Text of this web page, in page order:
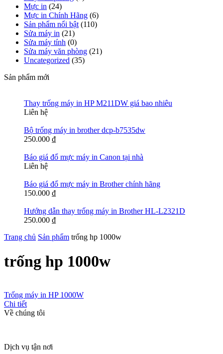
Mực in (24)
Mực in Chính Hãng (6)
Sản phẩm nổi bật (110)
Sửa máy in (21)
Sửa máy tính (0)
Sửa máy văn phòng (21)
Uncategorized (35)
Sản phẩm mới
Thay trống máy in HP M211DW giá bao nhiêu
Liên hệ
Bộ trống máy in brother dcp-b7535dw
250.000 ₫
Báo giá đổ mực máy in Canon tại nhà
Liên hệ
Báo giá đổ mực máy in Brother chính hãng
150.000 ₫
Hướng dẫn thay trống máy in Brother HL-L2321D
250.000 ₫
Trang chủ Sản phẩm trống hp 1000w
trống hp 1000w
Trống máy in HP 1000W
Chi tiết
Về chúng tôi
Dịch vụ tận nơi